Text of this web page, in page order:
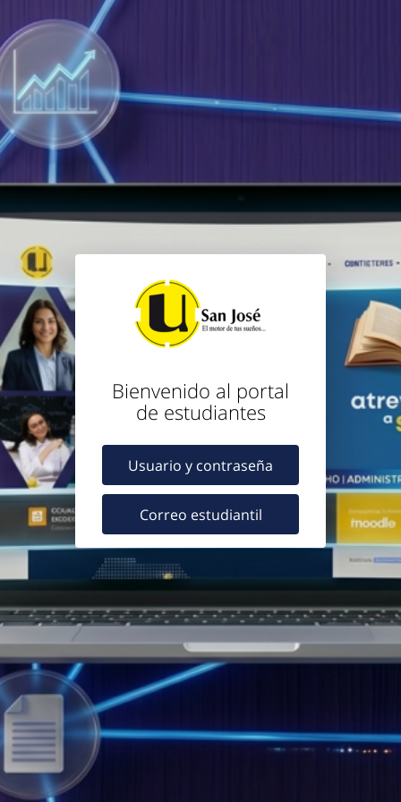
Bienvenido al portal
de estudiantes
Usuario y contraseña
Correo estudiantil